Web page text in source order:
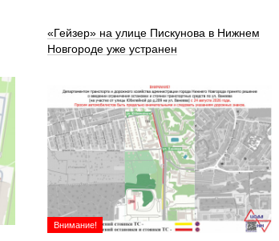
«Гейзер» на улице Пискунова в Нижнем
Новгороде уже устранен
Внимание!